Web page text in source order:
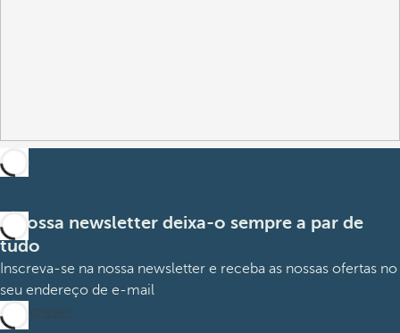
A nossa newsletter deixa-o sempre a par de
tudo
Inscreva-se na nossa newsletter e receba as nossas ofertas no
seu endereço de e-mail
Subscrever